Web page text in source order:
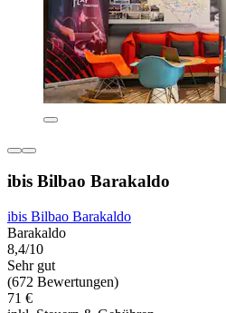
ibis Bilbao Barakaldo
ibis Bilbao Barakaldo
Barakaldo
8,4/10
Sehr gut
(672 Bewertungen)
71 €